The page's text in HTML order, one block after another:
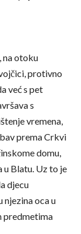
na otoku
protivno
već s pet
s
vremena,
prema Crkvi
domu,
u Blatu. Uz to je
djecu
njezina oca u
predmetima